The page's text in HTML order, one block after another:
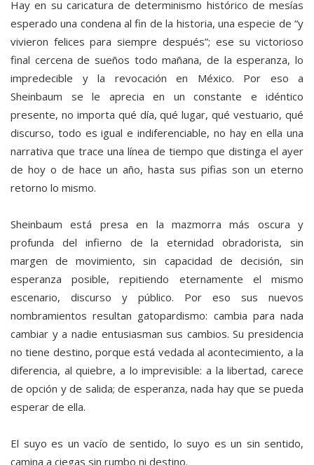
Hay en su caricatura de determinismo histórico de mesías
esperado una condena al fin de la historia, una especie de “y
vivieron felices para siempre después”; ese su victorioso
final cercena de sueños todo mañana, de la esperanza, lo
impredecible y la revocación en México. Por eso a
Sheinbaum se le aprecia en un constante e idéntico
presente, no importa qué día, qué lugar, qué vestuario, qué
discurso, todo es igual e indiferenciable, no hay en ella una
narrativa que trace una línea de tiempo que distinga el ayer
de hoy o de hace un año, hasta sus pifias son un eterno
retorno lo mismo.
Sheinbaum está presa en la mazmorra más oscura y
profunda del infierno de la eternidad obradorista, sin
margen de movimiento, sin capacidad de decisión, sin
esperanza posible, repitiendo eternamente el mismo
escenario, discurso y público. Por eso sus nuevos
nombramientos resultan gatopardismo: cambia para nada
cambiar y a nadie entusiasman sus cambios. Su presidencia
no tiene destino, porque está vedada al acontecimiento, a la
diferencia, al quiebre, a lo imprevisible: a la libertad, carece
de opción y de salida; de esperanza, nada hay que se pueda
esperar de ella.
El suyo es un vacío de sentido, lo suyo es un sin sentido,
camina a ciegas sin rumbo ni destino.